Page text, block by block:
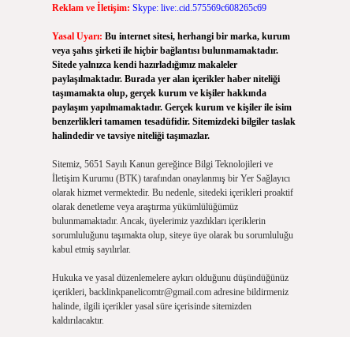
Reklam ve İletişim: Skype: live:.cid.575569c608265c69
Yasal Uyarı: Bu internet sitesi, herhangi bir marka, kurum
veya şahıs şirketi ile hiçbir bağlantısı bulunmamaktadır.
Sitede yalnızca kendi hazırladığımız makaleler
paylaşılmaktadır. Burada yer alan içerikler haber niteliği
taşımamakta olup, gerçek kurum ve kişiler hakkında
paylaşım yapılmamaktadır. Gerçek kurum ve kişiler ile isim
benzerlikleri tamamen tesadüfidir. Sitemizdeki bilgiler taslak
halindedir ve tavsiye niteliği taşımazlar.
Sitemiz, 5651 Sayılı Kanun gereğince Bilgi Teknolojileri ve
İletişim Kurumu (BTK) tarafından onaylanmış bir Yer Sağlayıcı
olarak hizmet vermektedir. Bu nedenle, sitedeki içerikleri proaktif
olarak denetleme veya araştırma yükümlülüğümüz
bulunmamaktadır. Ancak, üyelerimiz yazdıkları içeriklerin
sorumluluğunu taşımakta olup, siteye üye olarak bu sorumluluğu
kabul etmiş sayılırlar.
Hukuka ve yasal düzenlemelere aykırı olduğunu düşündüğünüz
içerikleri, backlinkpanelicomtr@gmail.comadresine bildirmeniz
halinde, ilgili içerikler yasal süre içerisinde sitemizden
kaldırılacaktır.